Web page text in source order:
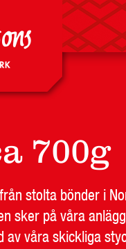
SKOLA JOBB
700g
stolta bönder i
sker på våra
av våra skickliga